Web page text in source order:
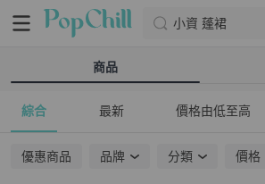
小資 蓬裙
商品
綜合 最新 價格由低至高
優惠商品 品牌 分類 價格